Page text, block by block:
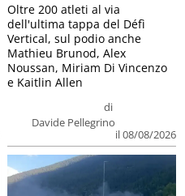
di
Davide Pellegrino
il 08/08/2026
Oltre 200 atleti al via
dell'ultima tappa del Défì
Vertical, sul podio anche
Mathieu Brunod, Alex
Noussan, Miriam Di Vincenzo
e Kaitlin Allen